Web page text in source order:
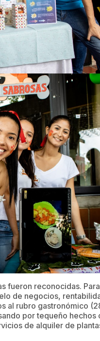
fueron reconocidas.
de negocios,
al rubro gastronómico
por tequeño hechos
de alquiler de